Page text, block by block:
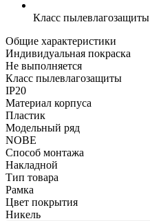
Класс пылевлагозащиты
Общие характеристики
Индивидуальная покраска
Не выполняется
Класс пылевлагозащиты
IP20
Материал корпуса
Пластик
Модельный ряд
NOBE
Способ монтажа
Накладной
Тип товара
Рамка
Цвет покрытия
Никель